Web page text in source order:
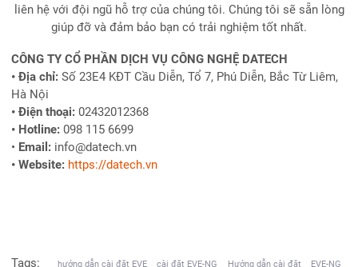
liên hệ với đội ngũ hỗ trợ của chúng tôi. Chúng tôi sẽ sẵn lòng
giúp đỡ và đảm bảo bạn có trải nghiệm tốt nhất.
CÔNG TY CỔ PHẦN DỊCH VỤ CÔNG NGHỆ DATECH
• Địa chỉ: Số 23E4 KĐT Cầu Diễn, Tổ 7, Phú Diễn, Bắc Từ Liêm,
Hà Nội
• Điện thoại:02432012368
• Hotline:098 115 6699
• Email: info@datech.vn
• Website: https://datech.vn
Tags: hướng dẫn cài đặt EVE cài đặt EVE-NG Hướng dẫn cài đặt
EVE-NG